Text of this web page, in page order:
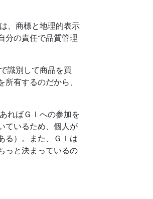
、商標と地理的表示
分の責任で品質管理
識別して商品を買
有するのだから、
ればＧＩへの参加を
ているため、個人が
る）。また、ＧＩは
っと決まっているの